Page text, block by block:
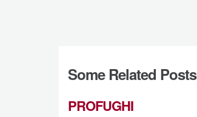
Some Related Posts
PROFUGHI